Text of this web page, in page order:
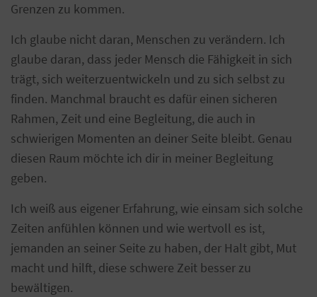
Grenzen zu kommen.
Ich glaube nicht daran, Menschen zu verändern. Ich
glaube daran, dass jeder Mensch die Fähigkeit in sich
trägt, sich weiterzuentwickeln und zu sich selbst zu
finden. Manchmal braucht es dafür einen sicheren
Rahmen, Zeit und eine Begleitung, die auch in
schwierigen Momenten an deiner Seite bleibt. Genau
diesen Raum möchte ich dir in meiner Begleitung
geben.
Ich weiß aus eigener Erfahrung, wie einsam sich solche
Zeiten anfühlen können und wie wertvoll es ist,
jemanden an seiner Seite zu haben, der Halt gibt, Mut
macht und hilft, diese schwere Zeit besser zu
bewältigen.